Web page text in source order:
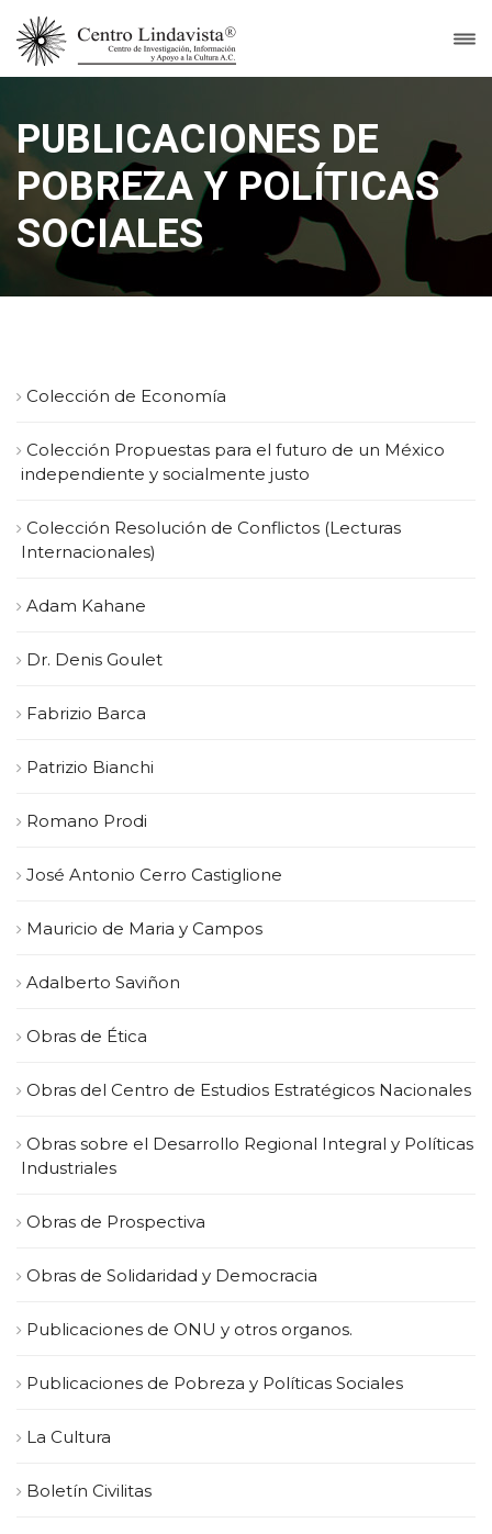
PUBLICACIONES DE
POBREZA Y POLÍTICAS
SOCIALES
Colección de Economía
Colección Propuestas para el futuro de un México
independiente y socialmente justo
Colección Resolución de Conflictos (Lecturas
Internacionales)
Adam Kahane
Dr. Denis Goulet
Fabrizio Barca
Patrizio Bianchi
Romano Prodi
José Antonio Cerro Castiglione
Mauricio de Maria y Campos
Adalberto Saviñon
Obras de Ética
Obras del Centro de Estudios Estratégicos Nacionales
Obras sobre el Desarrollo Regional Integral y Políticas
Industriales
Obras de Prospectiva
Obras de Solidaridad y Democracia
Publicaciones de ONU y otros organos.
Publicaciones de Pobreza y Políticas Sociales
La Cultura
Boletín Civilitas